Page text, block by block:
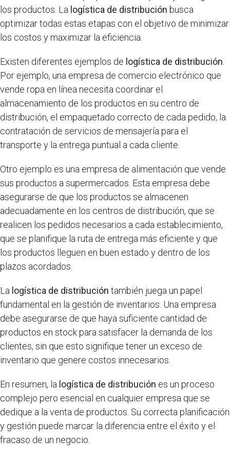
los productos. La logística de distribución busca
optimizar todas estas etapas con el objetivo de minimizar
los costos y maximizar la eficiencia.
Existen diferentes ejemplos de logística de distribución
Por ejemplo, una empresa de comercio electrónico que
vende ropa en línea necesita coordinar el
almacenamiento de los productos en su centro de
distribución, el empaquetado correcto de cada pedido, la
contratación de servicios de mensajería para el
transporte y la entrega puntual a cada cliente.
Otro ejemplo es una empresa de alimentación que vende
sus productos a supermercados. Esta empresa debe
asegurarse de que los productos se almacenen
adecuadamente en los centros de distribución, que se
realicen los pedidos necesarios a cada establecimiento,
que se planifique la ruta de entrega más eficiente y que
los productos lleguen en buen estado y dentro de los
plazos acordados.
La logística de distribución también juega un papel
fundamental en la gestión de inventarios. Una empresa
debe asegurarse de que haya suficiente cantidad de
productos en stock para satisfacer la demanda de los
clientes, sin que esto signifique tener un exceso de
inventario que genere costos innecesarios.
En resumen, la logística de distribución es un proceso
complejo pero esencial en cualquier empresa que se
dedique a la venta de productos. Su correcta planificación
y gestión puede marcar la diferencia entre el éxito y el
fracaso de un negocio.